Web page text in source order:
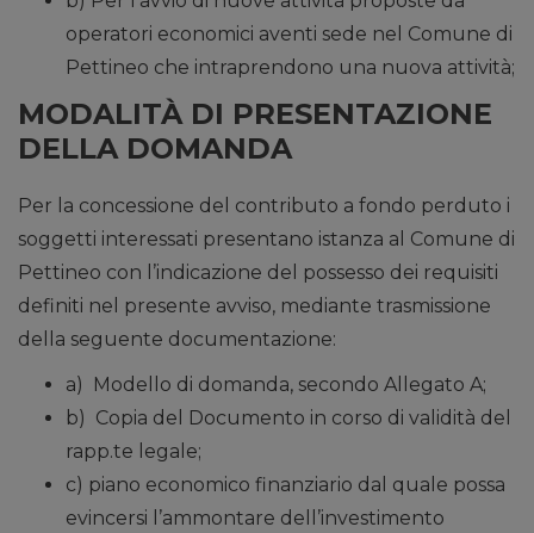
operatori economici aventi sede nel Comune di
Pettineo che intraprendono una nuova attività;
MODALITÀ DI PRESENTAZIONE
DELLA DOMANDA
Per la concessione del contributo a fondo perduto i
soggetti interessati presentano istanza al Comune di
Pettineo con l’indicazione del possesso dei requisiti
definiti nel presente avviso, mediante trasmissione
della seguente documentazione:
a) Modello di domanda, secondo Allegato A;
b) Copia del Documento in corso di validità del
rapp.te legale;
c) piano economico finanziario dal quale possa
evincersi l’ammontare dell’investimento